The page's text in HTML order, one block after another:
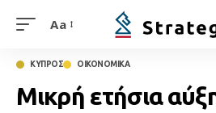
Aa
ΚΥΠΡΟΣ ΟΙΚΟΝΟΜΙΚΑ
Μικρή ετήσια